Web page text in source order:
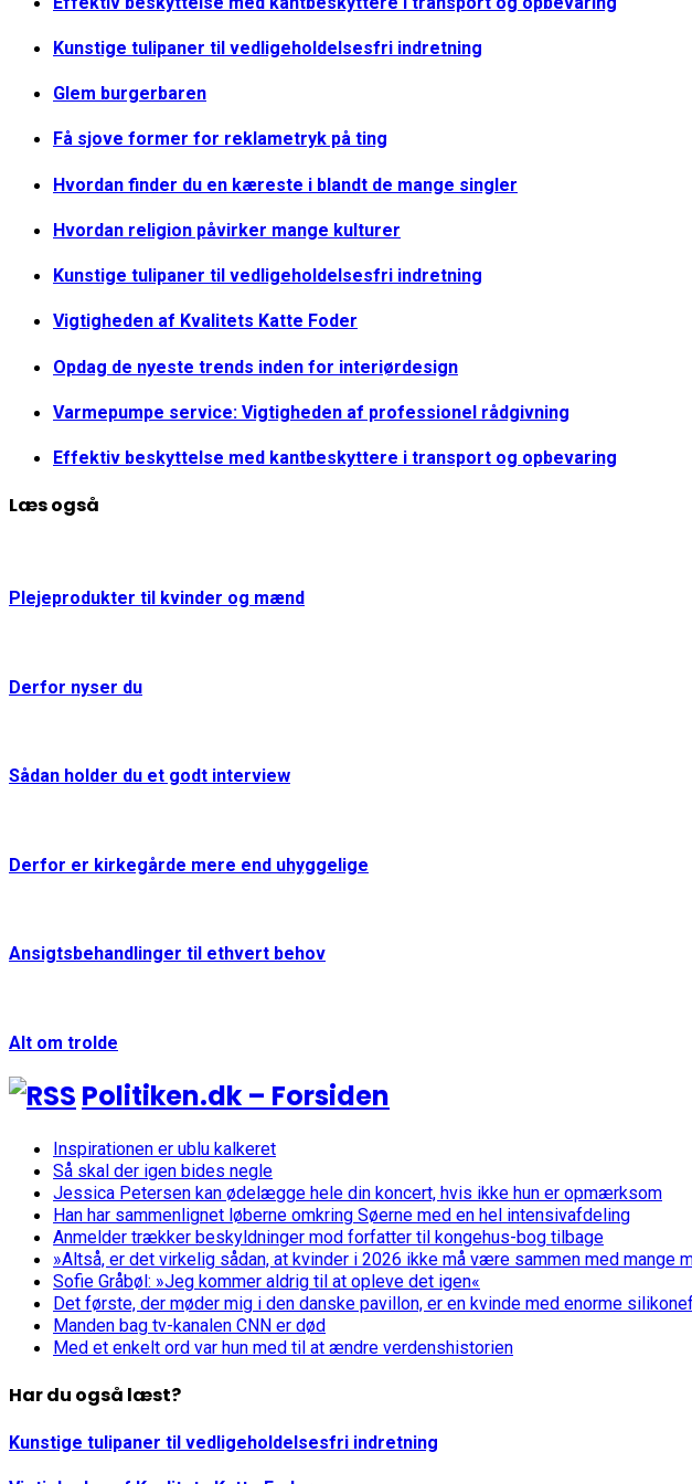
Kunstige tulipaner til vedligeholdelsesfri indretning
Glem burgerbaren
Få sjove former for reklametryk på ting
Hvordan finder du en kæreste i blandt de mange singler
Hvordan religion påvirker mange kulturer
Kunstige tulipaner til vedligeholdelsesfri indretning
Vigtigheden af Kvalitets Katte Foder
Opdag de nyeste trends inden for interiørdesign
Varmepumpe service: Vigtigheden af professionel rådgivning
Effektiv beskyttelse med kantbeskyttere i transport og opbevaring
Læs også
Plejeprodukter til kvinder og mænd
Derfor nyser du
Sådan holder du et godt interview
Derfor er kirkegårde mere end uhyggelige
Ansigtsbehandlinger til ethvert behov
Alt om trolde
Politiken.dk – Forsiden
Inspirationen er ublu kalkeret
Så skal der igen bides negle
Jessica Petersen kan ødelægge hele din koncert, hvis ikke hun er opmærksom
Han har sammenlignet løberne omkring Søerne med en hel intensivafdeling
Anmelder trækker beskyldninger mod forfatter til kongehus-bog tilbage
»Altså, er det virkelig sådan, at kvinder i 2026 ikke må være sammen med mange
Sofie Gråbøl: »Jeg kommer aldrig til at opleve det igen«
Det første, der møder mig i den danske pavillon, er en kvinde med enorme
Manden bag tv-kanalen CNN er død
Med et enkelt ord var hun med til at ændre verdenshistorien
Har du også læst?
Kunstige tulipaner til vedligeholdelsesfri indretning